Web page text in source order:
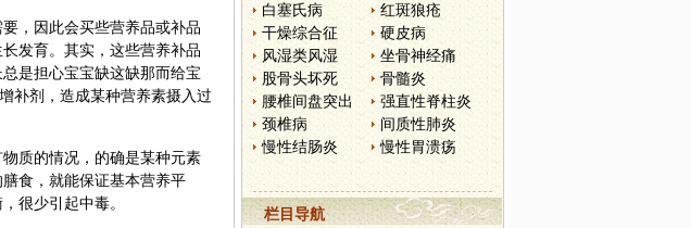
，因此会买些营养品或补品
发育。其实，这些营养补品
是担心宝宝缺这缺那而给宝
补剂，造成某种营养素摄入过
质的情况，的确是某种元素
食，就能保证基本营养平
很少引起中毒。
白塞氏病
红斑狼疮
干燥综合征
硬皮病
风湿类风湿
坐骨神经痛
股骨头坏死
骨髓炎
腰椎间盘突出
强直性脊柱炎
颈椎病
间质性肺炎
慢性结肠炎
慢性胃溃疡
栏目导航